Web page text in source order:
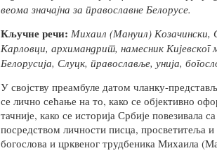
веома значаjна за православне Белорусе.
Кључне речи: Михаил (Мануил) Козачински,
Карловци, архимандрит, намесник
Белорусија, Слуцк, православље, унија,
У својству преамбуле датом чланку-
се лично сећање на то, како се објективно
тачније, како се историја Србије повезивала
посредством личности писца, просветитеља
богослова и црквеног трудбеника Михаила